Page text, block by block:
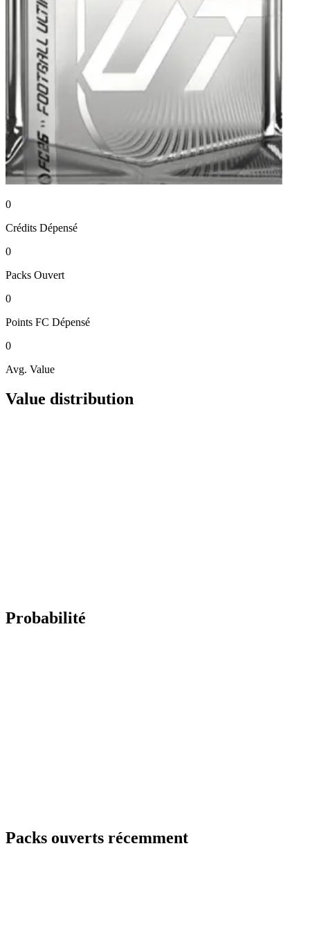
0
Crédits Dépensé
0
Packs Ouvert
0
Points FC Dépensé
0
Avg. Value
Value distribution
Probabilité
Packs ouverts récemment